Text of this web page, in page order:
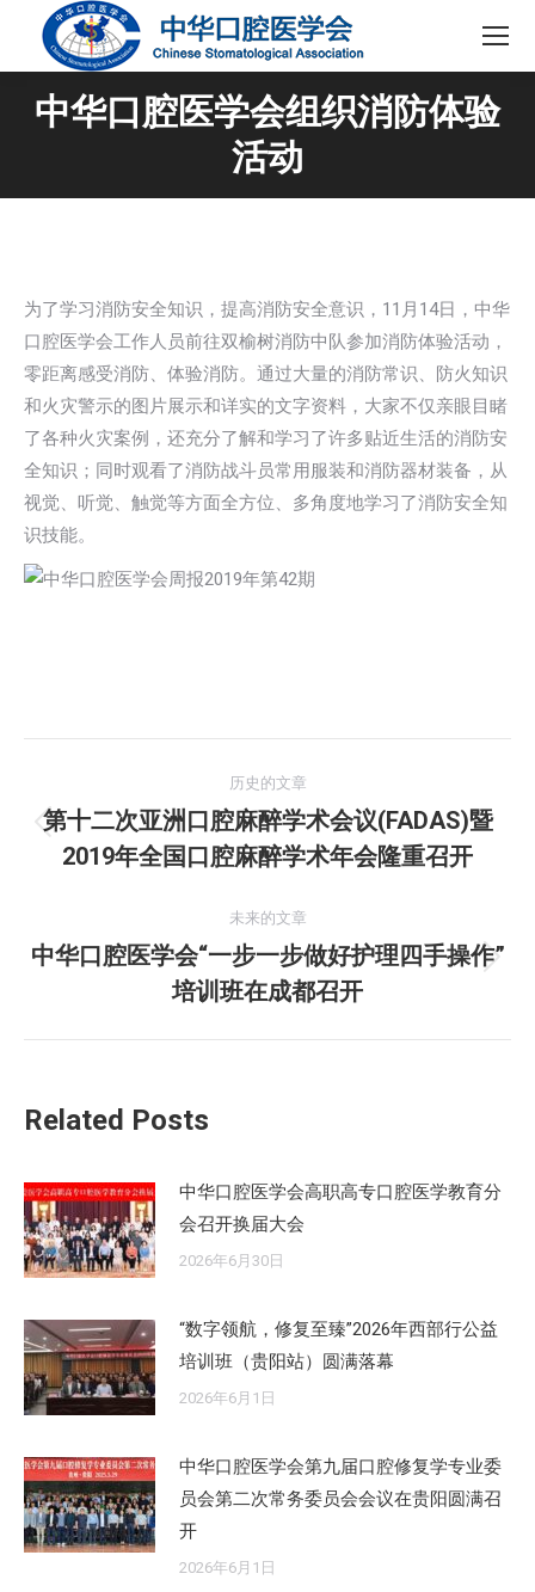
中华口腔医学会组织消防体验
活动
为了学习消防安全知识，提高消防安全意识，11月14日，中华
口腔医学会工作人员前往双榆树消防中队参加消防体验活动，
零距离感受消防、体验消防。通过大量的消防常识、防火知识
和火灾警示的图片展示和详实的文字资料，大家不仅亲眼目睹
了各种火灾案例，还充分了解和学习了许多贴近生活的消防安
全知识；同时观看了消防战斗员常用服装和消防器材装备，从
视觉、听觉、触觉等方面全方位、多角度地学习了消防安全知
识技能。
章
历史的文章
历
史
文
章：
第十二次亚洲口腔麻醉学术会议(FADAS)暨
2019年全国口腔麻醉学术年会隆重召开
未来的文章
未
来
的
中华口腔医学会“一步一步做好护理四手操作”
培训班在成都召开
Related Posts
中华口腔医学会高职高专口腔医学教育分
会召开换届大会
2026年6月30日
“数字领航，修复至臻”2026年西部行公益
培训班（贵阳站）圆满落幕
2026年6月1日
中华口腔医学会第九届口腔修复学专业委
员会第二次常务委员会会议在贵阳圆满召
开
2026年6月1日